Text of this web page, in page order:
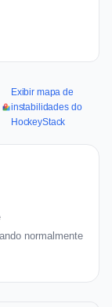
Exibir mapa de
instabilidades do
HockeyStack
normalmente